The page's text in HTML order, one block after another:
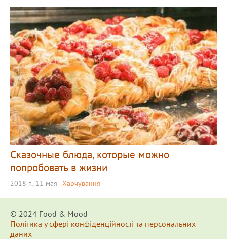
Сказочные блюда, которые можно
попробовать в жизни
2018 г., 11 мая Харчування
© 2024 Food & Мood
Політика у сфері конфіденційності та персональних
даних